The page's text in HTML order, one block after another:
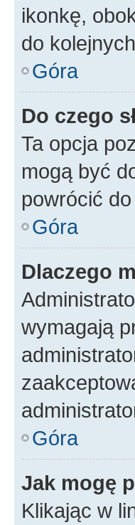
ikonkę,
do
Góra
Do czego
Ta opcja
mogą być
powrócić
Góra
Dlaczego
wymagają
Góra
Jak mogę
Klikając w